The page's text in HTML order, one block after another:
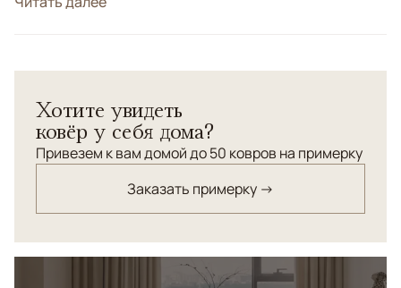
УзорыГеометрический
Хотите увидеть
ковёр у себя дома?
Привезем к вам домой до 50 ковров на примерку
Заказать примерку →